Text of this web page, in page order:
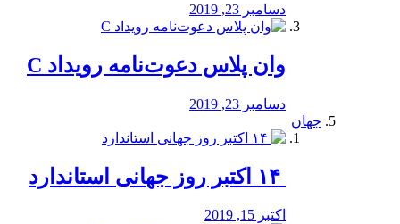
دسامبر 23, 2019
وان پلاس دعوت‌نامه رویداد C
دسامبر 23, 2019
جهان
اکتبر 15, 2019